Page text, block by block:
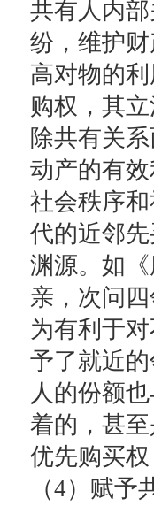
共有人内
纷，维护
高对物的
购权，其
除共有关系
动产的有
社会秩序
代的近邻
渊源。如
亲，次问
为有利于
予了就近
人的份额
着的，甚
优先购买
（4）赋